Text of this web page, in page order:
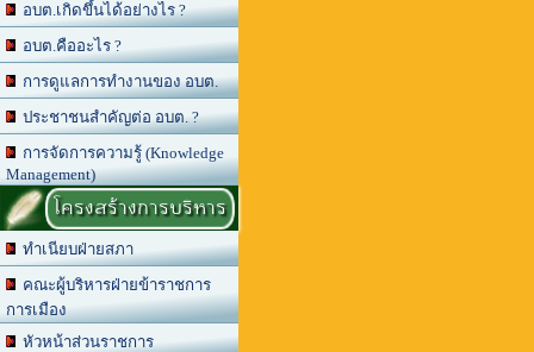
อบต.เกิดขึ้นได้อย่างไร ?
อบต.คืออะไร ?
การดูแลการทำงานของ อบต.
ประชาชนสำคัญต่อ อบต. ?
การจัดการความรู้ (Knowledge
Management)
โครงสร้างการบริหาร
ทำเนียบฝ่ายสภา
คณะผู้บริหารฝ่ายข้าราชการ
การเมือง
หัวหน้าส่วนราชการ